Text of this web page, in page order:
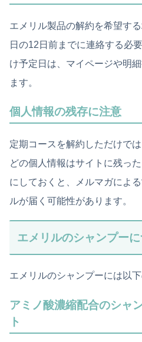
エメリル製品の解約を希望す
日の12日前までに連絡する必
け予定日は、マイページや明
ます。
個人情報の残存に注意
定期コースを解約しただけで
どの個人情報はサイトに残っ
にしておくと、メルマガによ
ルが届く可能性があります。
エメリルのシャンプー
エメリルのシャンプーには以
アミノ酸濃縮配合のシャ
ト